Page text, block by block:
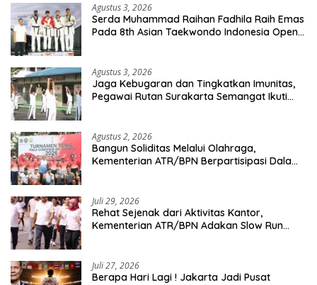
Agustus 3, 2026
Serda Muhammad Raihan Fadhila Raih Emas
Pada 8th Asian Taekwondo Indonesia Open
Agustus 3, 2026
Jaga Kebugaran dan Tingkatkan Imunitas,
Pegawai Rutan Surakarta Semangat Ikuti
Agustus 2, 2026
Bangun Soliditas Melalui Olahraga,
Kementerian ATR/BPN Berpartisipasi Dalam
Juli 29, 2026
Rehat Sejenak dari Aktivitas Kantor,
Kementerian ATR/BPN Adakan Slow Run
Juli 27, 2026
Berapa Hari Lagi ! Jakarta Jadi Pusat